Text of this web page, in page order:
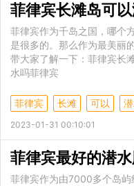
菲律宾长滩岛可
菲律宾作为千岛之国，哪个
是很多的。那么作为最美丽
带大家了解一下：菲律宾长
水吗菲律宾
菲律宾 长滩 可以
2023-01-31 00:10:01
菲律宾最好的潜
菲律宾作为由7000多个岛